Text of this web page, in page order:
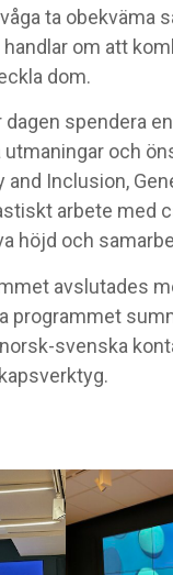
ta obekväma
om att
dom.
spendera
och
and Inclusion,
arbete med
höjd och
avslutades
programmet
svenska